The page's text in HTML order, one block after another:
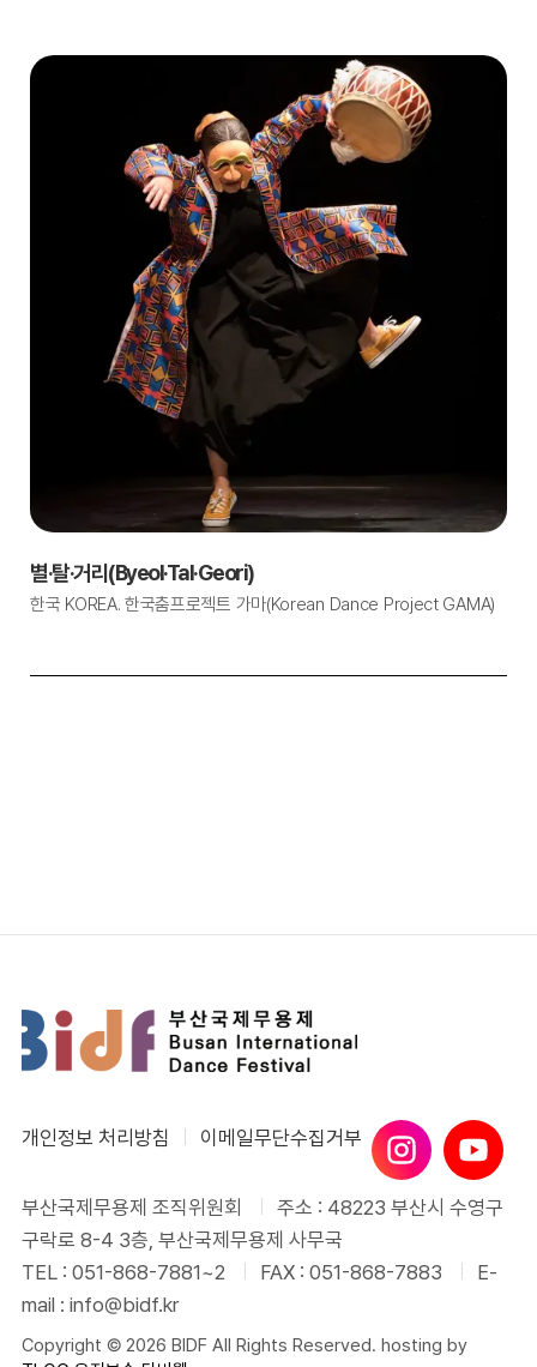
별·탈·거리(Byeol·Tal·Geori)
한국 KOREA. 한국춤프로젝트 가마(Korean Dance Project GAMA)
개인정보 처리방침 이메일무단수집거부
부산국제무용제 조직위원회
주소 : 48223 부산시 수영구
구락로 8-4 3층, 부산국제무용제 사무국
TEL : 051-868-7881~2
FAX : 051-868-7883
E-
mail : info@bidf.kr
Copyright © 2026 BIDF All Rights Reserved. hosting by